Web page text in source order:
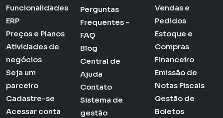
Funcionalidades
ERP
Preços e Planos
Atividades de
negócios
Seja um
parceiro
Cadastre-se
Acessar conta
Perguntas
Frequentes -
FAQ
Blog
Central de
Ajuda
Contato
Sistema de
gestão
Vendas e
Pedidos
Estoque e
Compras
Financeiro
Emissão de
Notas Fiscais
Gestão de
Boletos